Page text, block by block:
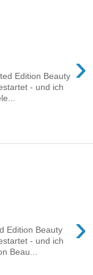
›
Edition Beauty
- und ich
›
Edition Beauty
- und ich
Beau...